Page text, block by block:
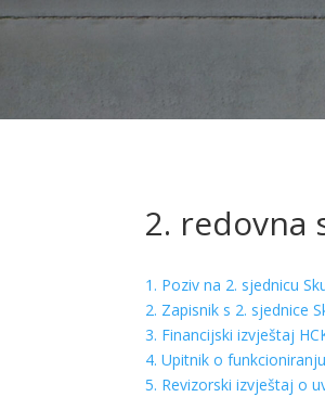
2. redovna
1. Poziv na 2. sjednicu
2. Zapisnik s 2. sjednice
3. Financijski izvještaj
4. Upitnik o
5. Revizorski izvještaj o